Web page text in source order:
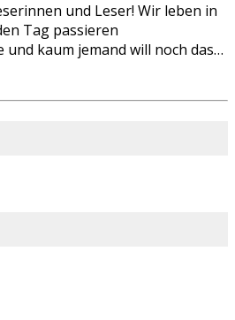
und Leser! Wir leben in
Tag passieren
kaum jemand will noch das…